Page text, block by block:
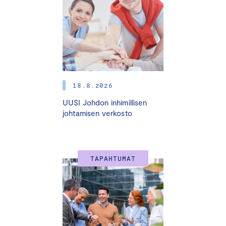
entisestään. Tässä koulutuksessa opit raportoimaan
vastuullisuudesta VSME-standardin mukaisesti.
VSME (Voluntary Sustainability Reporting Standard for
non-listed SMEs) on joulukuussa 2024 julkaistu ja EU:n
suosittelema vapaaehtoinen
kestävyysraportointistandardi, joka tarjoaa mikro- ja pk-
yrityksille selkeän ja kevennetyn mallin
vastuullisuustietojen raportointiin. VSME:n avulla pk-
säästää aikaa ja rahaa.
VSME-koulutus tarjoaa käytännönläheisen
perehdytyksen VSME-standardin perus- ja
laajennettuun moduuliin, raportointiprosessiin sekä
ajankohtaisiin esimerkkeihin. Olitpa vasta aloittelemassa
18.8.2026
UUSI Johdon inhimillisen
johtamisen verkosto
TAPAHTUMAT